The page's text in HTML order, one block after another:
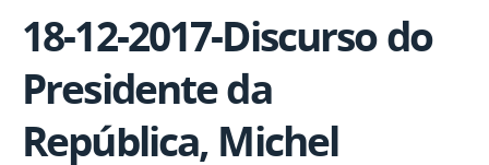
18-12-2017-Discurso do
Presidente da
República, Michel